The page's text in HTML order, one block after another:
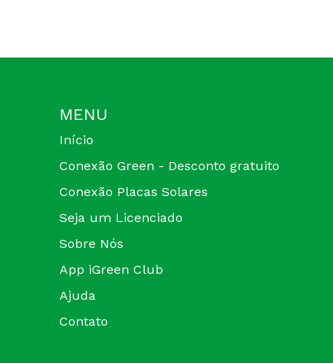
MENU
Início
Conexão Green - Desconto gratuito
Conexão Placas Solares
Seja um Licenciado
Sobre Nós
App iGreen Club
Ajuda
Contato